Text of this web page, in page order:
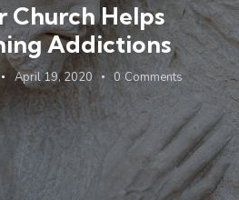
Church Helps
Addictions
April 19, 2020 0 Comments